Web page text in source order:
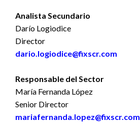
Analista Secundario
Darío Logiodice
Director
dario.logiodice@fixscr.com
Responsable del Sector
María Fernanda López
Senior Director
mariafernanda.lopez@fixscr.com